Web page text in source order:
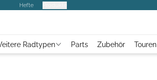
Hefte
Radtypen Parts Zubehör Touren